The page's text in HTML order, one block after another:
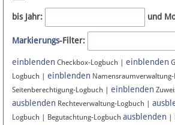
Newsletter
Bluesky
Facebook
Instagram
bis Jahr: und
Markierungs-Filter:
einblenden Checkbox-Logbuch | einblenden
Logbuch | einblenden
Seitenberechtigung-Logbuch | einblenden
ausblenden Rechteverwaltung-Logbuch |
Logbuch | Begutachtung-Logbuch ausblenden |